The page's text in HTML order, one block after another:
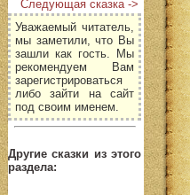
Следующая сказка ->
Уважаемый читатель,
мы заметили, что Вы
зашли как гость. Мы
рекомендуем Вам
зарегистрироваться
либо зайти на сайт
под своим именем.
Другие сказки из этого
раздела: